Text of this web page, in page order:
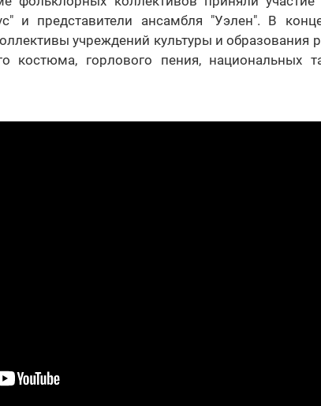
и представители ансамбля "Уэлен". В
учреждений культуры и образования
костюма, горлового пения, национальных